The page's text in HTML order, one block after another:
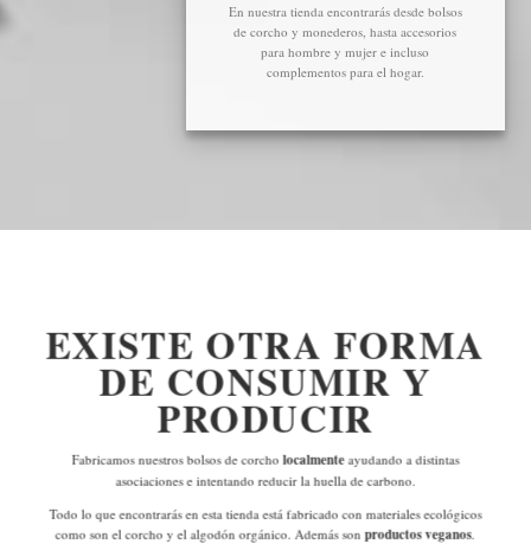
En nuestra tienda encontrarás desde bolsos
de corcho y monederos, hasta accesorios
para hombre y mujer e incluso
complementos para el hogar.
EXISTE OTRA FORMA
DE CONSUMIR Y
PRODUCIR
Fabricamos nuestros bolsos de corcho localmenteayudando a distintas
asociaciones e intentando reducir la huella de carbono.
Todo lo que encontrarás en esta tienda está fabricado con materiales ecológicos
como son el corcho y el algodón orgánico. Además sonproductos veganos.